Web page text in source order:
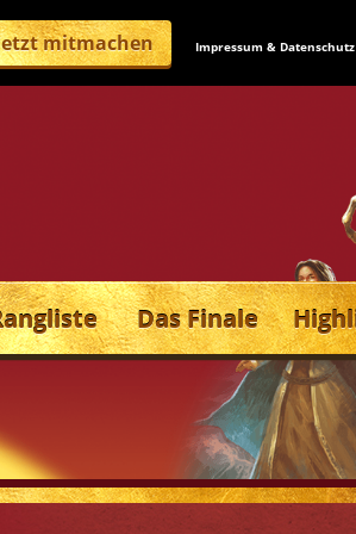
mitmachen Impressum & Datenschutz
Das Finale